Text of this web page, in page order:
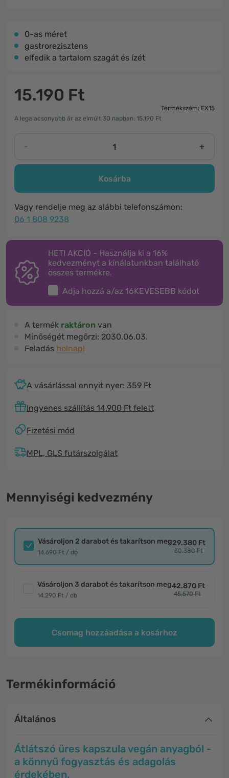
0-as méret
gastrorezisztens
elfedik a tartalom szagát és ízét
15.190 Ft
Termékszám: EX15
A legalacsonyabb ár az elmúlt 30 napban: 15.190 Ft
- +
Kosárba
Vagy rendelje meg az alábbi telefonszámon:
06 1 808 9238
HETI AKCIÓ - Használja ki a 16%
kedvezményt a kínálatunkban található
összes termékre.
Adja hozzá a/az 16KEVESEBB kódot
A termék raktáron van
Minőségét megőrzi: 2030.06.03.
Feladás holnap!
A vásárlással ennyit nyer: 359 Ft
Ingyenes szállítás 14.900 Ft felett
Fizetési mód
MPL, GLS futárszolgálat
Mennyiségi kedvezmény
Vásároljon 2 darabot és takarítson meg
14.690 Ft / db
29.380 Ft
30.380 Ft
Vásároljon 3 darabot és takarítson meg
14.290 Ft / db
42.870 Ft
45.570 Ft
Csomag hozzáadása a kosárhoz
Termékinformáció
Általános
Átlátszó üres kapszula vegán anyagból -
a könnyű fogyasztás és adagolás
érdekében.